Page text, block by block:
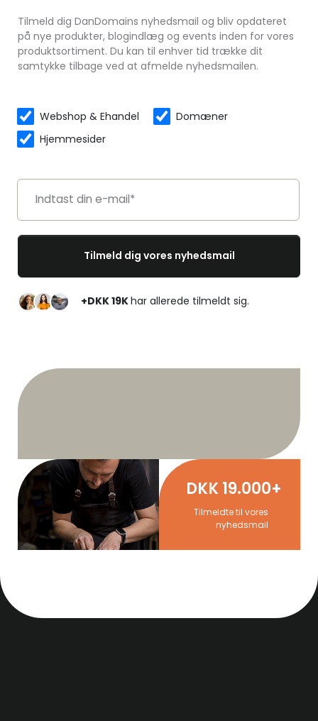
Tilmeld dig DanDomains nyhedsmail og bliv opdateret
på nye produkter, blogindlæg og events inden for vores
produktsortiment. Du kan til enhver tid trække dit
samtykke tilbage ved at afmelde nyhedsmailen.
Webshop & Ehandel
Domæner
Hjemmesider
+DKK 19Khar allerede tilmeldt sig.
DKK 19.000+
Tilmeldte til vores
nyhedsmail